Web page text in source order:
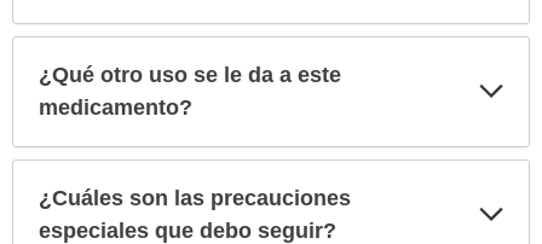
sido
extendido.
¿Qué otro uso se le da a este
medicamento?
¿Cuáles son las precauciones
especiales que debo seguir?